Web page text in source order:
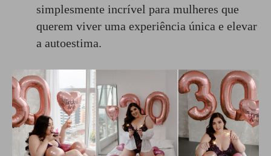
simplesmente incrível para mulheres que
querem viver uma experiência única e elevar
a autoestima.